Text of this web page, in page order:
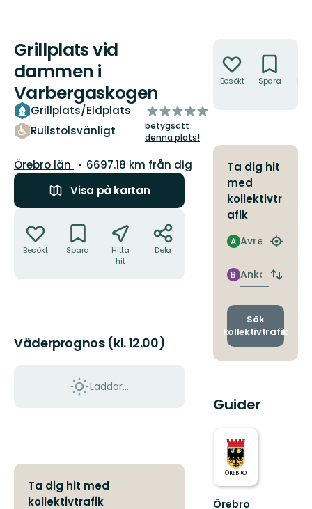
Grillplats vid
dammen i
Varbergaskogen
Grillplats/Eldplats
Rullstolsvänligt
av
5
stjärnor
betygsätt
denna plats!
Län:
Örebro län
6697.18 km från dig
Visa på kartan
Besökt Spara
Hitta
hit
Dela
Väderprognos (kl. 12.00)
Laddar...
Ta dig hit med
kollektivtrafik
Besökt Spara
Ta dig hit
med
kollektivtr
afik
Avresa
A
Hitta
Ankomst
B
Byt
och
Sök
kollektivtrafik
Guider
Örebro